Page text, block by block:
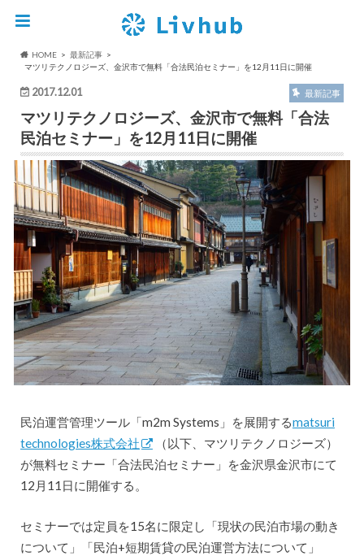
HOME
最新記事
マツリテクノロジーズ、金沢市で無料「合法民泊セミナー」を12月11日に開催
2017.12.01 最新記事
マツリテクノロジーズ、金沢市で無料「合法
民泊セミナー」を12月11日に開催
民泊運営管理ツール「m2m Systems」を展開するmatsuri
technologies株式会社
（以下、マツリテクノロジーズ）
が無料セミナー「合法民泊セミナー」を金沢県金沢市にて
12月11日に開催する。
セミナーでは定員を15名に限定し「現状の民泊市場の動き
について」「民泊+短期賃貸の民泊運営方法について」